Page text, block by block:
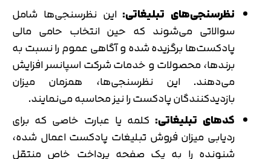
نظرسنجی‌های تبلیغاتی:این نظرسنجی‌ها شامل
سوالاتی می‌شوند که حین انتخاب حامی مالی
پادکست‌ها برگزیده شده و آگاهی عموم را نسبت به
برندها، محصولات و خدمات شرکت اسپانسر افزایش
می‌دهند. این نظرسنجی‌ها، همزمان میزان
بازدیدکنندگان پادکست را نیز محاسبه می‌نمایند.
کدهای تبلیغاتی: کلمه یا عبارت خاصی که برای
ردیابی میزان فروش تبلیغات پادکست اعمال شده،
شنونده را به یک صفحه پرداخت خاص منتقل